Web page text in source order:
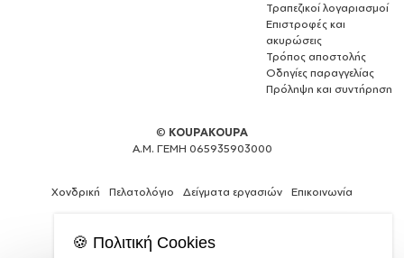
Τραπεζικοί λογαριασμοί
Επιστροφές και
ακυρώσεις
Τρόπος αποστολής
Οδηγίες παραγγελίας
Πρόληψη και συντήρηση
© KOUPAKOUPA
Α.Μ. ΓΕΜΗ 065935903000
Χονδρική Πελατολόγιο Δείγματα εργασιών Επικοινωνία
🍪 Πολιτική Cookies